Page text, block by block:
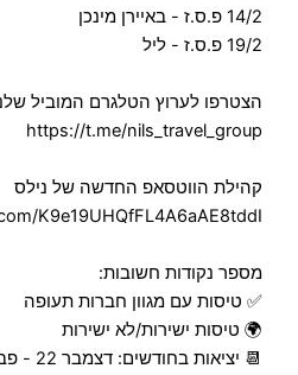
14/2 פ.ס.ז - באיירן מינכן
19/2 פ.ס.ז - ליל
הצטרפו לערוץ הטלגרם המוביל
https://t.me/nils_travel_group
קהילת הווטסאפ החדשה של נילס
K9e19UHQfFL4A6aAE8tddI
מספר נקודות חשובות:
✅ טיסות עם מגוון חברות תעופה
🌍 טיסות ישירות/לא ישירות
📆 יציאות בחודשים: דצמבר 22 - פברואר 23